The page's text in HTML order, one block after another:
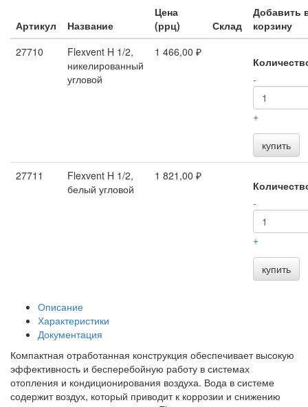
Артикул Название
Цена
(ррц)
Склад
Добавить
корзину
27710
Flexvent H 1/2,
никелированный
угловой
1 466,00 ₽
-
+
купить
27711
Flexvent H 1/2,
белый угловой
1 821,00 ₽
-
+
купить
Описание
Характеристики
Документация
Компактная отработанная конструкция обеспечивает высокую
эффективность и бесперебойную работу в системах
отопления и кондиционирования воздуха. Вода в системе
содержит воздух, который приводит к коррозии и снижению